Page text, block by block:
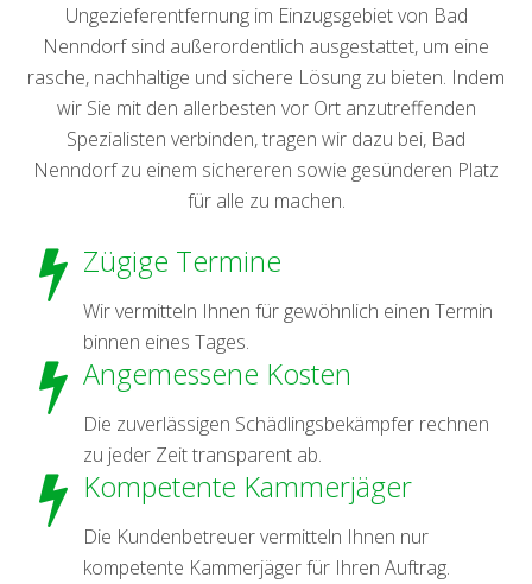
Ungezieferentfernung im Einzugsgebiet von Bad
Nenndorf sind außerordentlich ausgestattet, um eine
rasche, nachhaltige und sichere Lösung zu bieten. Indem
wir Sie mit den allerbesten vor Ort anzutreffenden
Spezialisten verbinden, tragen wir dazu bei, Bad
Nenndorf zu einem sichereren sowie gesünderen Platz
für alle zu machen.
Zügige Termine
Wir vermitteln Ihnen für gewöhnlich einen Termin
binnen eines Tages.
Angemessene Kosten
Die zuverlässigen Schädlingsbekämpfer rechnen
zu jeder Zeit transparent ab.
Kompetente Kammerjäger
Die Kundenbetreuer vermitteln Ihnen nur
kompetente Kammerjäger für Ihren Auftrag.